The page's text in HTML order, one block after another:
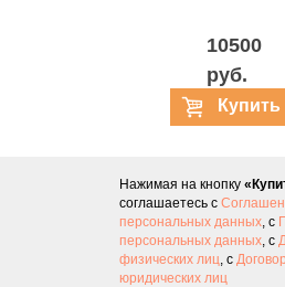
10500
руб.
Купить
курс
Нажимая на кнопку
соглашаетесь с
персональных данных, с
персональных данных, с
физических лиц, с
юридических лиц